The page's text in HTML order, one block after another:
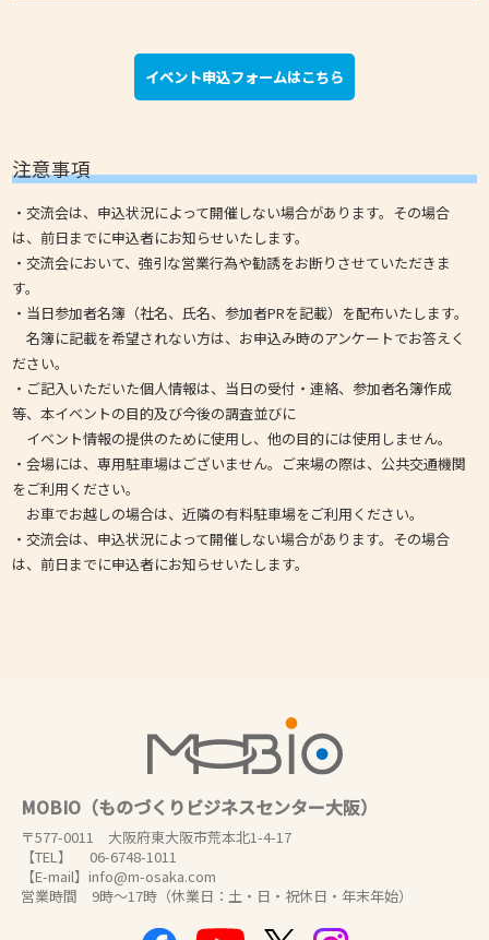
イベント申込フォームはこちら
注意事項
・交流会は、申込状況によって開催しない場合があります。その場合
は、前日までに申込者にお知らせいたします。
・交流会において、強引な営業行為や勧誘をお断りさせていただきま
す。
・当日参加者名簿（社名、氏名、参加者PRを記載）を配布いたします。
名簿に記載を希望されない方は、お申込み時のアンケートでお答えく
ださい。
・ご記入いただいた個人情報は、当日の受付・連絡、参加者名簿作成
等、本イベントの目的及び今後の調査並びに
イベント情報の提供のために使用し、他の目的には使用しません。
・会場には、専用駐車場はございません。ご来場の際は、公共交通機関
をご利用ください。
お車でお越しの場合は、近隣の有料駐車場をご利用ください。
・交流会は、申込状況によって開催しない場合があります。その場合
は、前日までに申込者にお知らせいたします。
MOBIO（ものづくりビジネスセンター大阪）
〒577-0011 大阪府東大阪市荒本北1-4-17
【TEL】 06-6748-1011
【E-mail】info@m-osaka.com
営業時間 9時～17時（休業日：土・日・祝休日・年末年始）